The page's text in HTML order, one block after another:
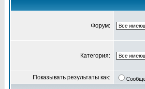
Форум:
Категория:
Показывать результаты как: